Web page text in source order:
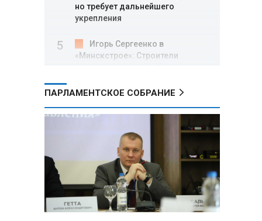
но требует дальнейшего
укрепления
Игорь Сергеенко в
«Минскстрое»: Строители
в улучшении охраны труда
МИД РФ: Поездка
Зеленского в США не принесла
ожидаемых результатов
Белорусские школьники
собрали первые «космические»
томаты из семян, побывавших
на орбите
ПАРЛАМЕНТСКОЕ СОБРАНИЕ